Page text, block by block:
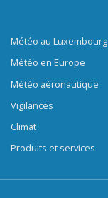
Météo au Luxembourg
Météo en Europe
Météo aéronautique
Vigilances
Climat
Produits et services